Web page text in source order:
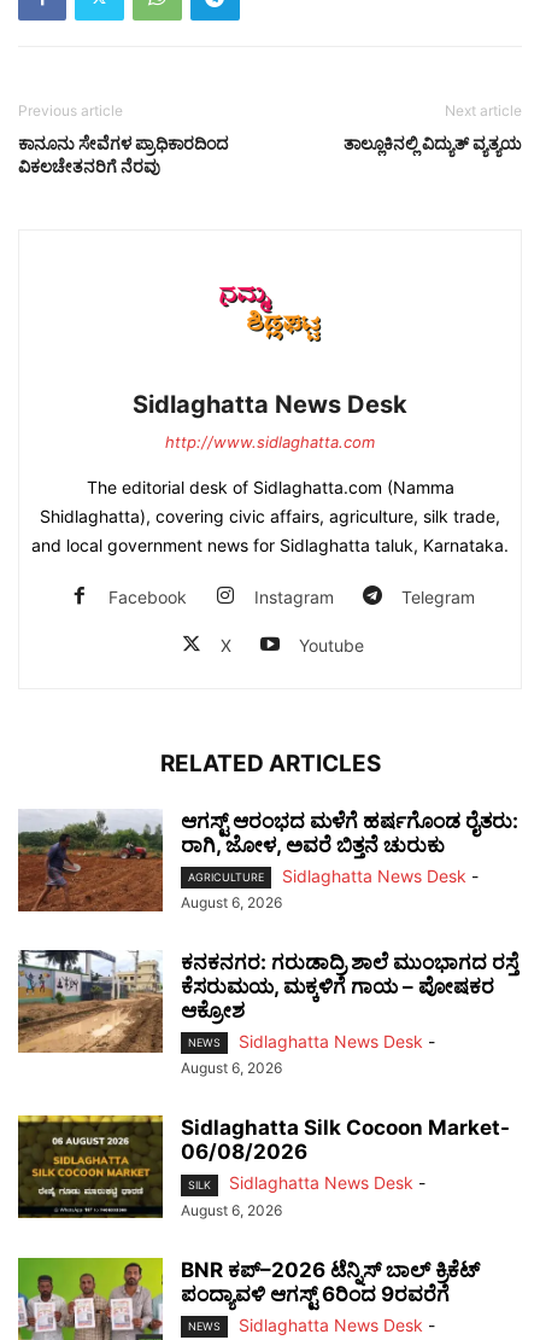
Previous article
ಕಾನೂನು ಸೇವೆಗಳ ಪ್ರಾಧಿಕಾರದಿಂದ
ವಿಕಲಚೇತನರಿಗೆ ನೆರವು
Next article
ತಾಲ್ಲೂಕಿನಲ್ಲಿ ವಿದ್ಯುತ್ ವ್ಯತ್ಯಯ
Sidlaghatta News Desk
http://www.sidlaghatta.com
The editorial desk of Sidlaghatta.com (Namma
Shidlaghatta), covering civic affairs, agriculture, silk trade,
and local government news for Sidlaghatta taluk, Karnataka.
Facebook Instagram Telegram
X Youtube
RELATED ARTICLES
ಆಗಸ್ಟ್ ಆರಂಭದ ಮಳೆಗೆ ಹರ್ಷಗೊಂಡ ರೈತರು:
ರಾಗಿ, ಜೋಳ, ಅವರೆ ಬಿತ್ತನೆ ಚುರುಕು
AGRICULTURE Sidlaghatta News Desk -
August 6, 2026
ಕನಕನಗರ: ಗರುಡಾದ್ರಿ ಶಾಲೆ ಮುಂಭಾಗದ ರಸ್ತೆ
ಕೆಸರುಮಯ, ಮಕ್ಕಳಿಗೆ ಗಾಯ – ಪೋಷಕರ
ಆಕ್ರೋಶ
NEWS Sidlaghatta News Desk -
August 6, 2026
Sidlaghatta Silk Cocoon Market-
06/08/2026
SILK Sidlaghatta News Desk -
August 6, 2026
BNR ಕಪ್–2026 ಟೆನ್ನಿಸ್ ಬಾಲ್ ಕ್ರಿಕೆಟ್
ಪಂದ್ಯಾವಳಿ ಆಗಸ್ಟ್ 6ರಿಂದ 9ರವರೆಗೆ
NEWS Sidlaghatta News Desk -